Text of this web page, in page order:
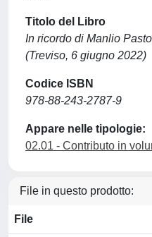
Titolo del Libro
In ricordo di Manlio
(Treviso, 6 giugno 2022)
Codice ISBN
978-88-243-2787-9
Appare nelle tipologie:
02.01 - Contributo in
File in questo prodotto:
File